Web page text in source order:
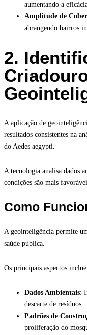
aumentando a
Amplitude de
abrangendo bairros
2.
A aplicação de
resultados consistentes na
do Aedes aegypti.
A tecnologia analisa dados
condições são mais
Como
A geointeligência permite
saúde pública.
Os principais aspectos
Dados Ambientais:
descarte de resíduos.
Padrões de
proliferação do